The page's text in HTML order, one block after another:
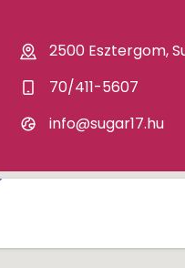
2500 Esztergom,
70/411-5607
info@sugar17.hu